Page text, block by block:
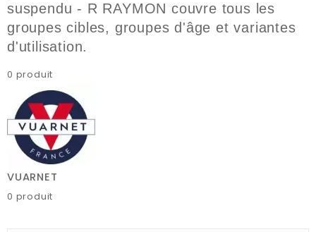
suspendu - R RAYMON couvre tous les
groupes cibles, groupes d'âge et variantes
d'utilisation.
0 produit
VUARNET
0 produit